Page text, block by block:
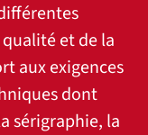
et de la
aux exigences
dont
sérigraphie, la